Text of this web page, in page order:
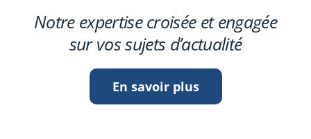
Notre expertise croisée et engagée
sur vos sujets d’actualité
En savoir plus